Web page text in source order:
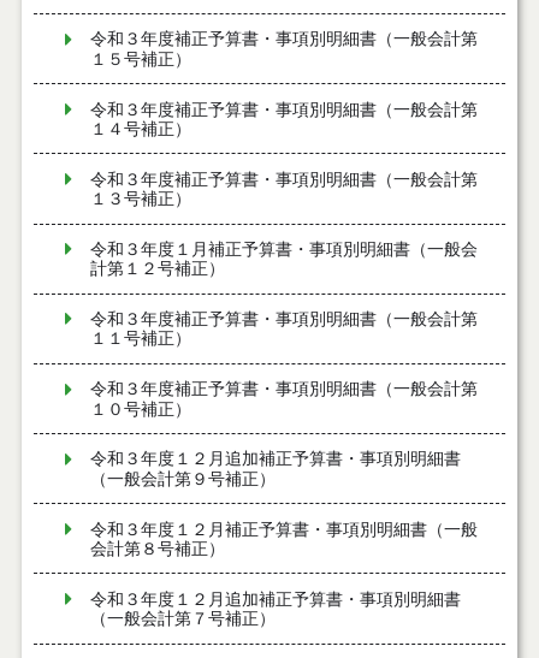
令和３年度補正予算書・事項別明細書（一般会計第
１５号補正）
令和３年度補正予算書・事項別明細書（一般会計第
１４号補正）
令和３年度補正予算書・事項別明細書（一般会計第
１３号補正）
令和３年度１月補正予算書・事項別明細書（一般会
計第１２号補正）
令和３年度補正予算書・事項別明細書（一般会計第
１１号補正）
令和３年度補正予算書・事項別明細書（一般会計第
１０号補正）
令和３年度１２月追加補正予算書・事項別明細書
（一般会計第９号補正）
令和３年度１２月補正予算書・事項別明細書（一般
会計第８号補正）
令和３年度１２月追加補正予算書・事項別明細書
（一般会計第７号補正）